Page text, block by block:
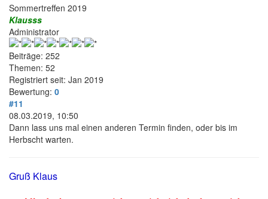
Baumstrukturmodus
Sommertreffen 2019
Klausss
Administrator
Beiträge: 252
Themen: 52
Registriert seit: Jan 2019
Bewertung:
#11
08.03.2019, 10:50
Dann lass uns mal einen anderen Termin finden, oder bis im